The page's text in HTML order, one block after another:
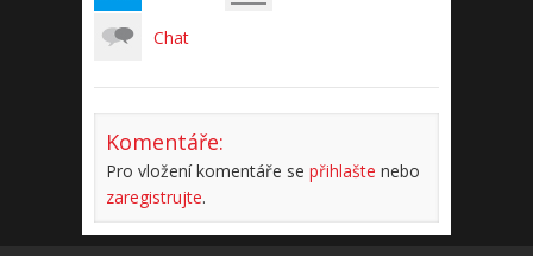
Chat
Komentáře:
Pro vložení komentáře se přihlašte nebo
zaregistrujte.